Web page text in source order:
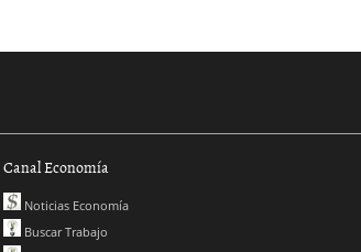
Canal Economía
Noticias Economía
Buscar Trabajo